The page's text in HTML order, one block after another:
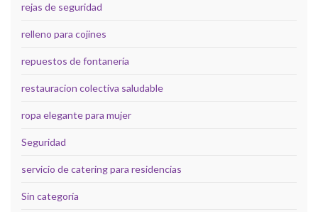
rejas de seguridad
relleno para cojines
repuestos de fontanería
restauracion colectiva saludable
ropa elegante para mujer
Seguridad
servicio de catering para residencias
Sin categoría